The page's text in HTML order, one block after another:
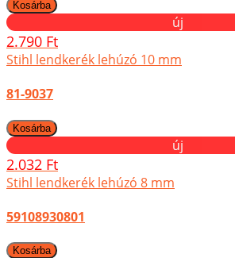
új
2.790 Ft
Stihl lendkerék lehúzó 10 mm
81-9037
új
2.032 Ft
Stihl lendkerék lehúzó 8 mm
59108930801